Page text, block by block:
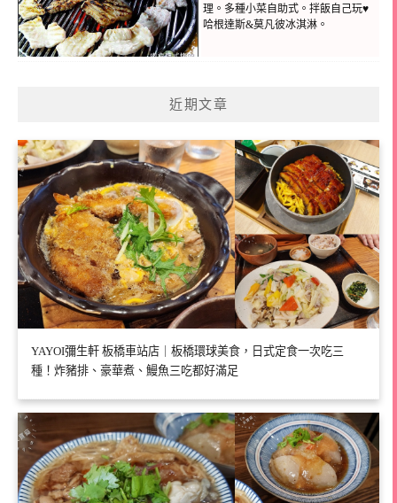
理。多種小菜自助式。拌飯自己玩♥
哈根達斯&莫凡彼冰淇淋。
近期文章
YAYOI彌生軒 板橋車站店｜板橋環球美食，日式定食一次吃三
種！炸豬排、豪華煮、鰻魚三吃都好滿足